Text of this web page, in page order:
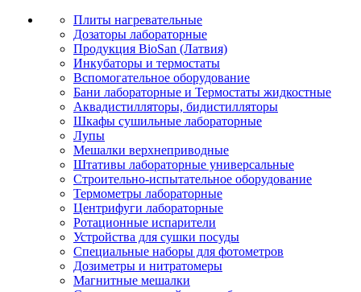
Плиты нагревательные
Дозаторы лабораторные
Продукция BioSan (Латвия)
Инкубаторы и термостаты
Вспомогательное оборудование
Бани лабораторные и Термостаты жидкостные
Аквадистилляторы, бидистилляторы
Шкафы сушильные лабораторные
Лупы
Мешалки верхнеприводные
Штативы лабораторные универсальные
Строительно-испытательное оборудование
Термометры лабораторные
Центрифуги лабораторные
Ротационные испарители
Устройства для сушки посуды
Специальные наборы для фотометров
Дозиметры и нитратомеры
Магнитные мешалки